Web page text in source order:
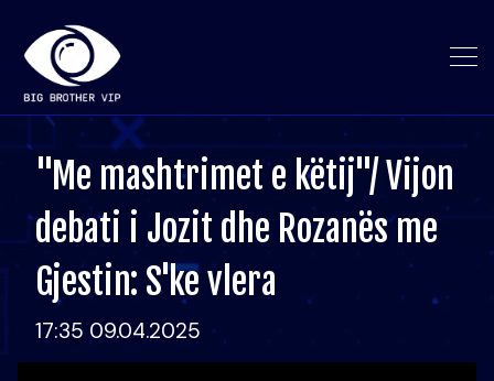
"Me mashtrimet e këtij"/ Vijon
debati i Jozit dhe Rozanës me
Gjestin: S'ke vlera
17:35 09.04.2025